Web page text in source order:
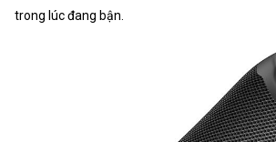
trong lúc đang bận.